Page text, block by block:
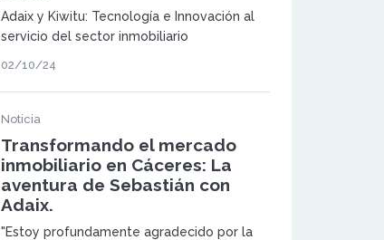
Adaix y Kiwitu: Tecnología e Innovación al
servicio del sector inmobiliario
02/10/24
Noticia
Transformando el mercado
inmobiliario en Cáceres: La
aventura de Sebastián con
Adaix.
"Estoy profundamente agradecido por la